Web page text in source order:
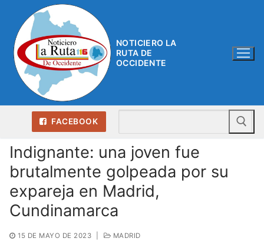
contenido
NOTICIERO LA
RUTA DE
OCCIDENTE
FACEBOOK
Indignante: una joven fue
brutalmente golpeada por su
expareja en Madrid,
Cundinamarca
15 DE MAYO DE 2023 MADRID